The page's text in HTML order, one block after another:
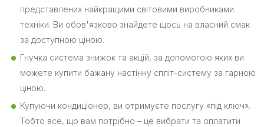
представлених найкращими світовими виробниками
техніки. Ви обов'язково знайдете щось на власний смак
за доступною ціною.
Гнучка система знижок та акцій, за допомогою яких ви
можете купити бажану настінну спліт-систему за гарною
ціною.
Купуючи кондиціонер, ви отримуєте послугу «під ключ».
Тобто все, що вам потрібно – це вибрати та оплатити